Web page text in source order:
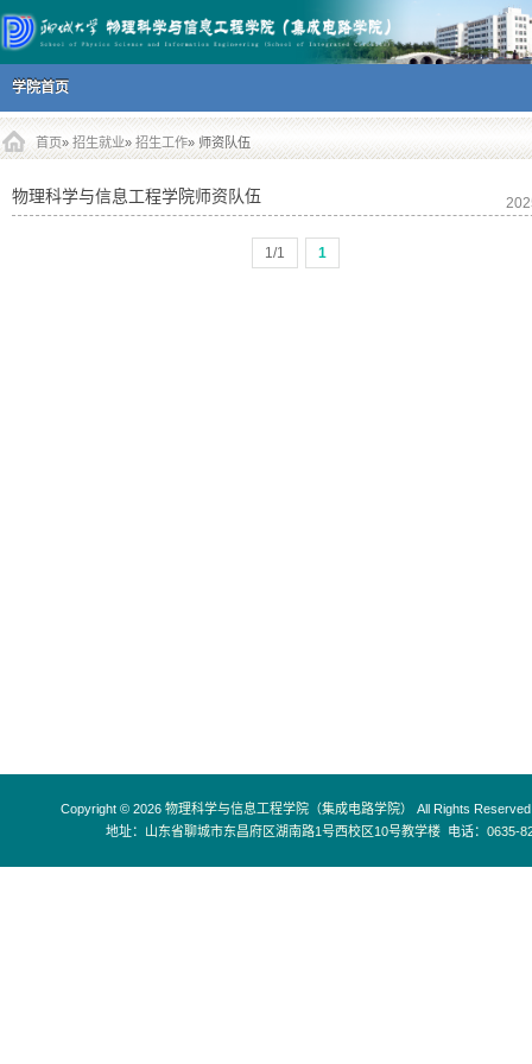
主菜单
跳到内容部分
学院首页
首页» 招生就业» 招生工作» 师资队伍
物理科学与信息工程学院师资队伍
1/1 1
Copyright © 2026 物理科学与信息工程学院（集成电路学院）
All Rights
地址： 山东省聊城市东昌府区湖南路1号西校区10号教学楼 电话： 0635-